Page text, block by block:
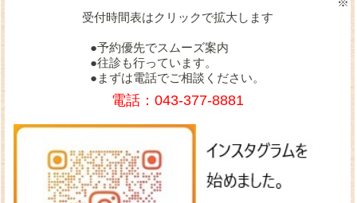
受付時間表はクリックで拡大します
●予約優先でスムーズ案内
●往診も行っています。
●まずは電話でご相談ください。
電話：043-377-8881